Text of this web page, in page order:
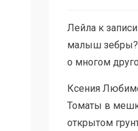
Лейлак записи
малыш зебры?
о многом
Ксения
Томаты в
открытом